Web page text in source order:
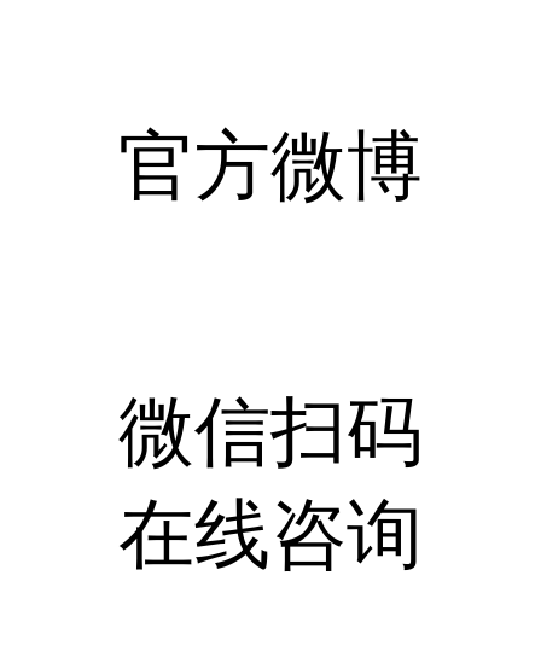
官方微博
微信扫码
在线咨询